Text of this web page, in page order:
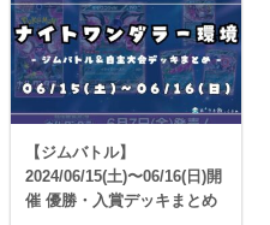
【ジムバトル】
2024/06/15(土)〜06/16(日)開
催 優勝・入賞デッキまとめ